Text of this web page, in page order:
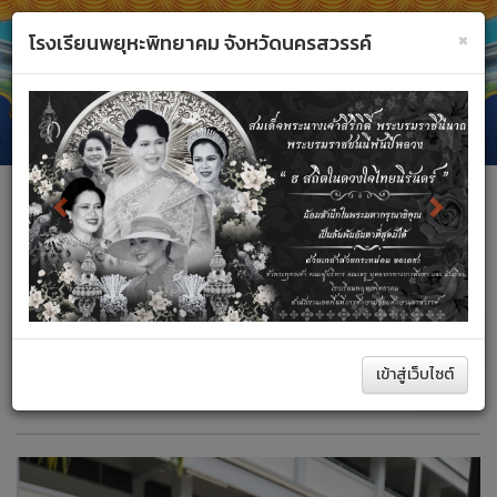
Toggle
×
โรงเรียนพยุหะพิทยาคม จังหวัดนครสวรรค์
Previous Next
เข้าสู่เว็บไซต์
หน้าหลัก กิจกรรม
ค้นหา